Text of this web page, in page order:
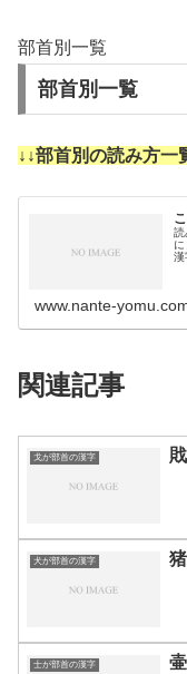
部首別一覧
部首別一覧
↓↓部首別の読み方一
読
漢
www.nante-
関連記事
戈が部首の漢字
犬が部首の漢字
士が部首の漢字